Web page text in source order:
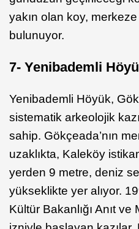
yakın olan koy,
bulunuyor.
7- Yenibademli Hö
Yenibademli Höyük,
sistematik arkeolojik
sahip. Gökçeada’nın
uzaklıkta, Kaleköy
yerden 9 metre, deniz
yükseklikte yer alıyor.
Kültür Bakanlığı Anıt